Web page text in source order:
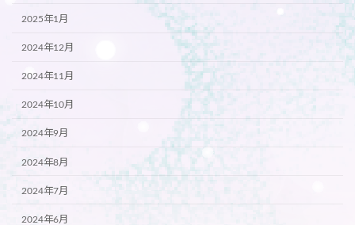
2025年1月
2024年12月
2024年11月
2024年10月
2024年9月
2024年8月
2024年7月
2024年6月